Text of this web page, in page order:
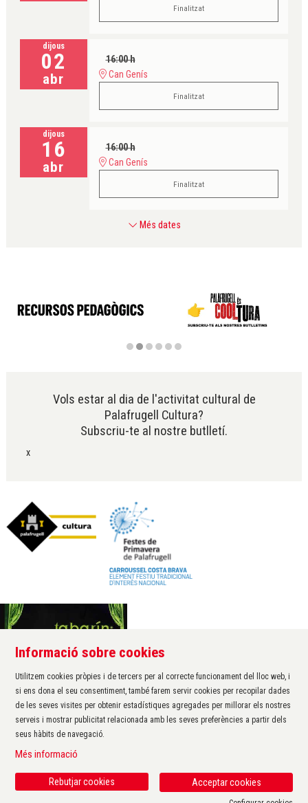
Finalitzat
dijous
02
abr
16:00 h
Can Genís
Finalitzat
dijous
16
abr
16:00 h
Can Genís
Finalitzat
Més dates
Vols estar al dia de l'activitat cultural de
Palafrugell Cultura?
Subscriu-te al nostre butlletí.
x
Àrea de cultura de l'Ajuntament de Palafrugell
Carrer Santa Margarida, 1
17200 Palafrugell
972 611 172 · cultura@palafrugell.cat
Sitemap | Avís Legal
Protecció de dades
| Accessibilitat
Informació sobre cookies
Utilitzem cookies pròpies i de tercers per al correcte funcionament del lloc web, i
si ens dona el seu consentiment, també farem servir cookies per recopilar dades
de les seves visites per obtenir estadístiques agregades per millorar els nostres
serveis i mostrar publicitat relacionada amb les seves preferències a partir dels
seus hàbits de navegació.
Més informació
Acceptar cookies
Rebutjar cookies